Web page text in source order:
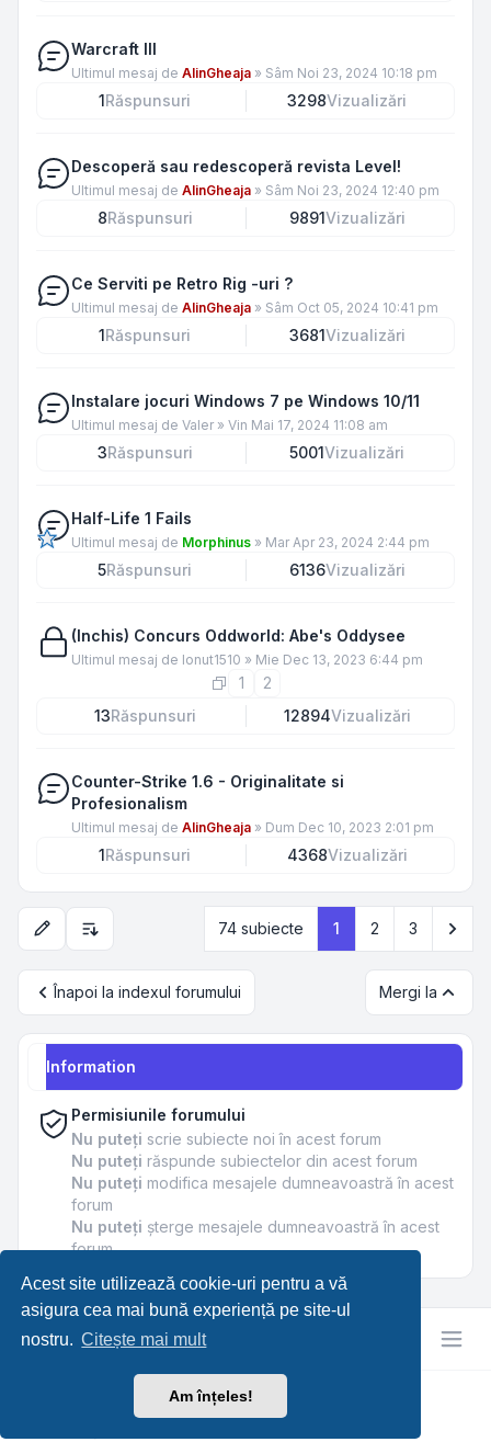
Acest site utilizează cookie-uri pentru a vă
asigura cea mai bună experiență pe site-ul
nostru. Citește mai mult
Am înțeles!
Warcraft III
Ultimul mesaj de AlinGheaja » Sâm Noi 23, 2024 10:18 pm
1Răspunsuri 3298Vizualizări
Descoperă sau redescoperă revista Level!
Ultimul mesaj de AlinGheaja » Sâm Noi 23, 2024 12:40 pm
8Răspunsuri 9891Vizualizări
Ce Serviti pe Retro Rig -uri ?
Ultimul mesaj de AlinGheaja » Sâm Oct 05, 2024 10:41 pm
1Răspunsuri 3681Vizualizări
Instalare jocuri Windows 7 pe Windows 10/11
Ultimul mesaj de Valer » Vin Mai 17, 2024 11:08 am
3Răspunsuri 5001Vizualizări
Half-Life 1 Fails
Ultimul mesaj de Morphinus » Mar Apr 23, 2024 2:44 pm
5Răspunsuri 6136Vizualizări
(Inchis) Concurs Oddworld: Abe's Oddysee
Ultimul mesaj de Ionut1510 » Mie Dec 13, 2023 6:44 pm
1
2
13Răspunsuri 12894Vizualizări
Counter-Strike 1.6 - Originalitate si
Profesionalism
Ultimul mesaj de AlinGheaja » Dum Dec 10, 2023 2:01 pm
1Răspunsuri 4368Vizualizări
Opțiuni de sortare și afișare
74 subiecte 1 2 3
Înapoi la indexul forumului Mergi la
Information
Permisiunile forumului
Nu puteţi scrie subiecte noi în acest forum
Nu puteţi răspunde subiectelor din acest forum
Nu puteţi modifica mesajele dumneavoastră în acest
forum
Nu puteţi şterge mesajele dumneavoastră în acest
forum